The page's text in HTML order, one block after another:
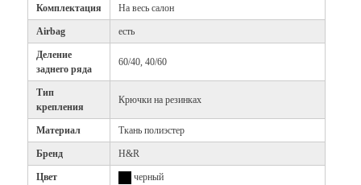
Комплектация На весь салон
Airbag есть
Деление
заднего ряда
60/40, 40/60
Тип
крепления
Крючки на резинках
Материал Ткань полиэстер
Бренд H&R
Цвет
черный